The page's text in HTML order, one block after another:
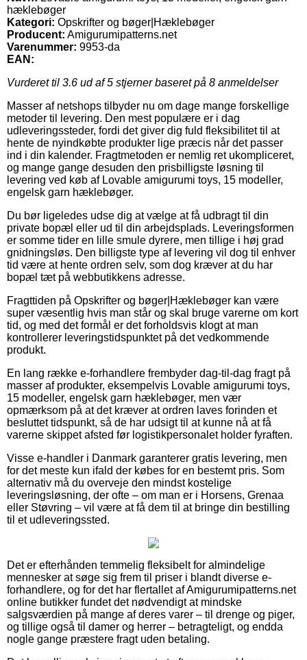
hæklebøger
Kategori: Opskrifter og bøger|Hæklebøger
Producent: Amigurumipatterns.net
Varenummer: 9953-da
EAN:
Vurderet til 3.6 ud af 5 stjerner baseret på 8 anmeldelser
Masser af netshops tilbyder nu om dage mange forskellige
metoder til levering. Den mest populære er i dag
udleveringssteder, fordi det giver dig fuld fleksibilitet til at
hente de nyindkøbte produkter lige præcis når det passer
ind i din kalender. Fragtmetoden er nemlig ret ukompliceret,
og mange gange desuden den prisbilligste løsning til
levering ved køb af Lovable amigurumi toys, 15 modeller,
engelsk garn hæklebøger.
Du bør ligeledes udse dig at vælge at få udbragt til din
private bopæl eller ud til din arbejdsplads. Leveringsformen
er somme tider en lille smule dyrere, men tillige i høj grad
gnidningsløs. Den billigste type af levering vil dog til enhver
tid være at hente ordren selv, som dog kræver at du har
bopæl tæt på webbutikkens adresse.
Fragttiden på Opskrifter og bøger|Hæklebøger kan være
super væsentlig hvis man står og skal bruge varerne om kort
tid, og med det formål er det forholdsvis klogt at man
kontrollerer leveringstidspunktet på det vedkommende
produkt.
En lang række e-forhandlere frembyder dag-til-dag fragt på
masser af produkter, eksempelvis Lovable amigurumi toys,
15 modeller, engelsk garn hæklebøger, men vær
opmærksom på at det kræver at ordren laves forinden et
besluttet tidspunkt, så de har udsigt til at kunne nå at få
varerne skippet afsted før logistikpersonalet holder fyraften.
Visse e-handler i Danmark garanterer gratis levering, men
for det meste kun ifald der købes for en bestemt pris. Som
alternativ må du overveje den mindst kostelige
leveringsløsning, der ofte – om man er i Horsens, Grenaa
eller Støvring – vil være at få dem til at bringe din bestilling
til et udleveringssted.
Det er efterhånden temmelig fleksibelt for almindelige
mennesker at søge sig frem til priser i blandt diverse e-
forhandlere, og for det har flertallet af Amigurumipatterns.net
online butikker fundet det nødvendigt at mindske
salgsværdien på mange af deres varer – til drenge og piger,
og tillige også til damer og herrer – betragteligt, og endda
nogle gange præstere fragt uden betaling.